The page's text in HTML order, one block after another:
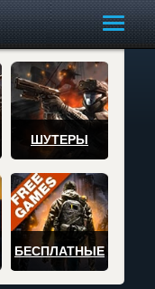
ШУТЕРЫ
БЕСПЛАТНЫЕ